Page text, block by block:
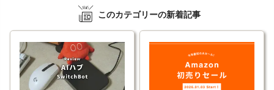
このカテゴリーの新着記事